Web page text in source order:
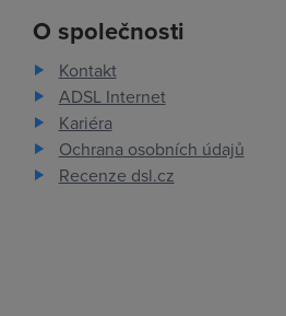
O společnosti
Kontakt
ADSL Internet
Kariéra
Ochrana osobních údajů
Recenze dsl.cz